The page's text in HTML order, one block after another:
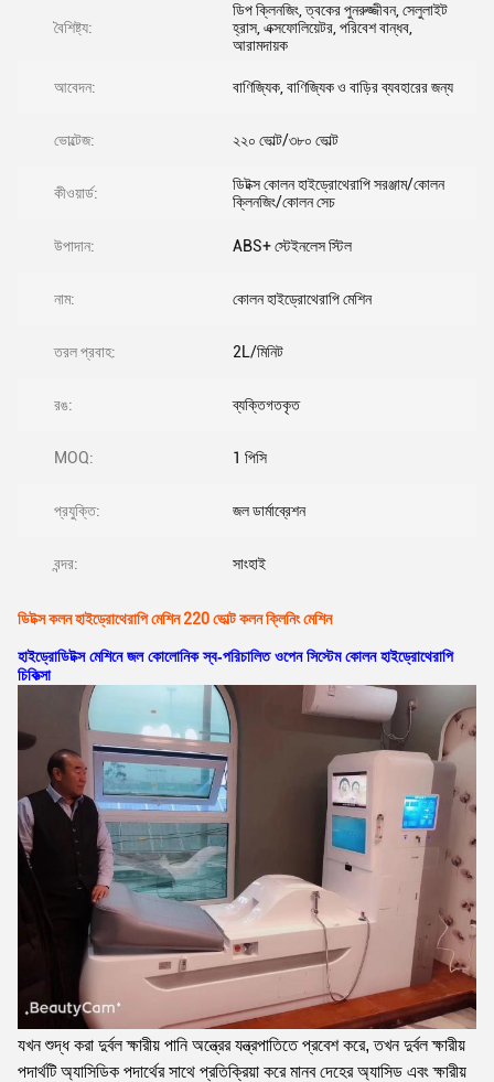
বৈশিষ্ট্য:
ডিপ ক্লিনজিং, ত্বকের পুনরুজ্জীবন, সেলুলাইট
হ্রাস, এক্সফোলিয়েটর, পরিবেশ বান্ধব,
আরামদায়ক
আবেদন: বাণিজ্যিক, বাণিজ্যিক ও বাড়ির ব্যবহারের জন্য
ভোল্টেজ: ২২০ ভোল্ট/৩৮০ ভোল্ট
কীওয়ার্ড:
ডিটক্স কোলন হাইড্রোথেরাপি সরঞ্জাম/কোলন
ক্লিনজিং/কোলন সেচ
উপাদান: ABS+ স্টেইনলেস স্টিল
নাম: কোলন হাইড্রোথেরাপি মেশিন
তরল প্রবাহ: 2L/মিনিট
রঙ: ব্যক্তিগতকৃত
MOQ: 1 পিসি
প্রযুক্তি: জল ডার্মাব্রেশন
বন্দর: সাংহাই
ডিটক্স কলন হাইড্রোথেরাপি মেশিন 220 ভোল্ট কলন ক্লিনিং মেশিন
হাইড্রোডিটক্স মেশিনে জল কোলোনিক স্ব-পরিচালিত ওপেন সিস্টেম কোলন হাইড্রোথেরাপি
চিকিত্সা
যখন শুদ্ধ করা দুর্বল ক্ষারীয় পানি অন্ত্রের যন্ত্রপাতিতে প্রবেশ করে, তখন দুর্বল ক্ষারীয়
পদার্থটি অ্যাসিডিক পদার্থের সাথে প্রতিক্রিয়া করে মানব দেহের অ্যাসিড এবং ক্ষারীয়